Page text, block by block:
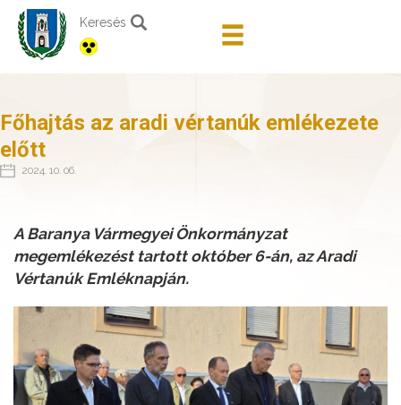
Keresés
Főhajtás az aradi vértanúk emlékezete
előtt
2024. 10. 06.
A Baranya Vármegyei Önkormányzat
megemlékezést tartott október 6-án, az Aradi
Vértanúk Emléknapján.